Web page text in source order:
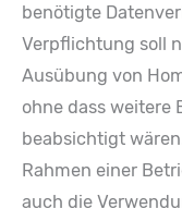
benötigte
Verpflichtung soll
Ausübung von
ohne dass weitere
beabsichtigt
Rahmen einer
auch die